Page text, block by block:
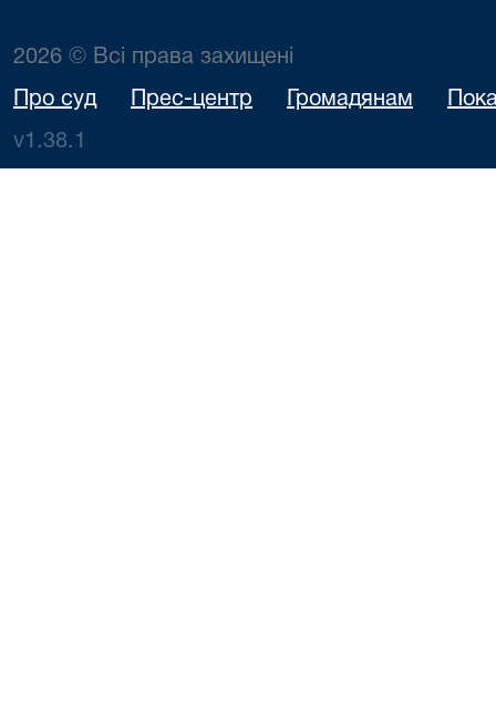
2026 © Всі права захищені
Про суд Прес-центр Громадянам
v1.38.1